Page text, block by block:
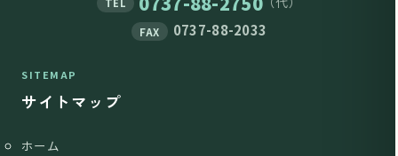
TEL
FAX 0737-88-2033
SITEMAP
サイトマップ
ホーム